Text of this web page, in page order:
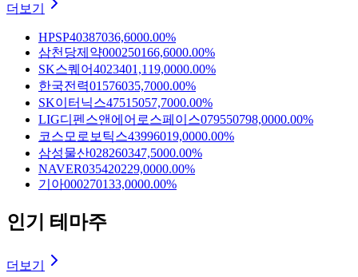
더보기
HPSP40387036,6000.00%
삼천당제약000250166,6000.00%
SK스퀘어4023401,119,0000.00%
한국전력01576035,7000.00%
SK이터닉스47515057,7000.00%
LIG디펜스앤에어로스페이스079550798,0000.00%
코스모로보틱스43996019,0000.00%
삼성물산028260347,5000.00%
NAVER035420229,0000.00%
기아000270133,0000.00%
인기 테마주
더보기